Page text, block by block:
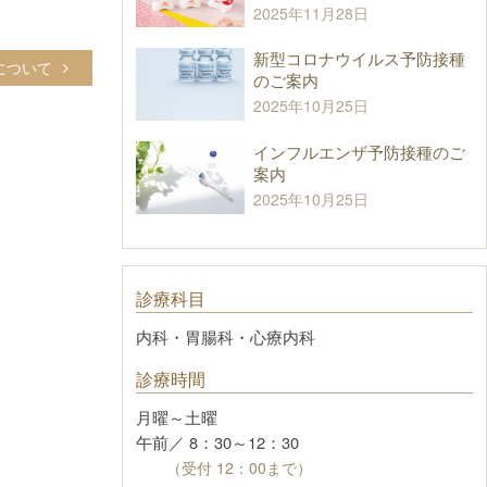
ついて
2025年11月28日
新型コロナウイルス予防接種
のご案内
2025年10月25日
インフルエンザ予防接種のご
案内
2025年10月25日
診療科目
内科・胃腸科・心療内科
診療時間
月曜～土曜
午前／ 8：30～12：30
（受付 12：00まで）